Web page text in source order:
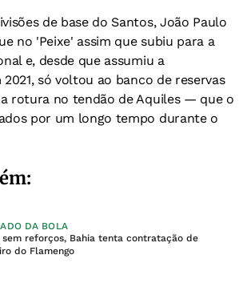
de base do Santos, João Paulo
no 'Peixe' assim que subiu para a
e, desde que assumiu a
só voltou ao banco de reservas
rotura no tendão de Aquiles — que o
por um longo tempo durante o
DA BOLA
sem reforços, Bahia tenta contratação de
do Flamengo